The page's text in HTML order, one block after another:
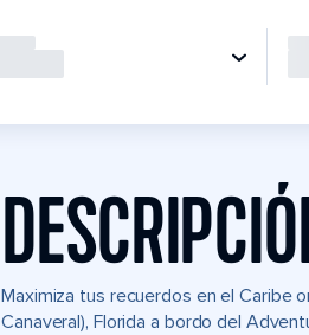
Maximiza tus recuerdos en el Caribe
Canaveral), Florida a bordo del